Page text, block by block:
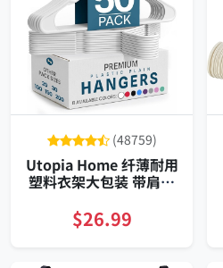
(48759)
Utopia Home 纤薄耐用
塑料衣架大包装 带肩槽
装
$26.99